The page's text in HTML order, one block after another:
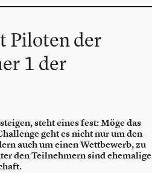
Piloten der
1 der
steht eines fest: Möge das
geht es nicht nur um den
auch um einen Wettbewerb, zu
den Teilnehmern sind ehemalige